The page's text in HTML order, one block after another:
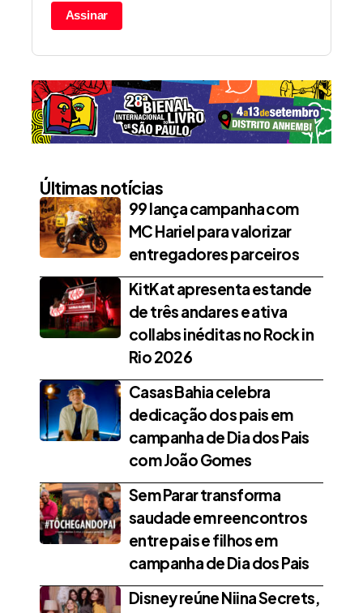
Assinar
Últimas notícias
99 lança campanha com
MC Hariel para valorizar
entregadores parceiros
KitKat apresenta estande
de três andares e ativa
collabs inéditas no Rock in
Rio 2026
Casas Bahia celebra
dedicação dos pais em
campanha de Dia dos Pais
com João Gomes
Sem Parar transforma
saudade em reencontros
entre pais e filhos em
campanha de Dia dos Pais
Disney reúne Niina Secrets,